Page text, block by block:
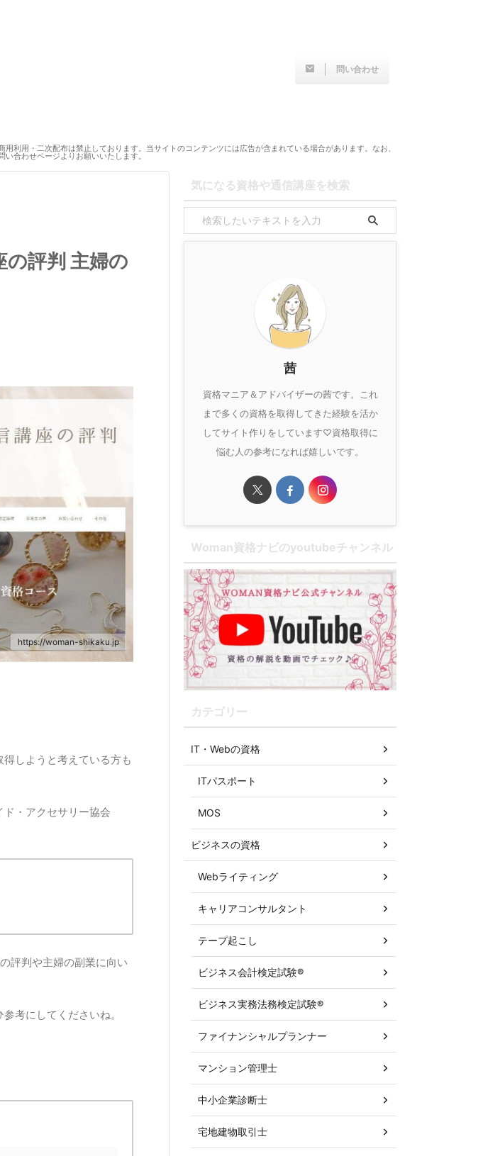
問い合わせ
利用・二次配布は禁止しております。当サイトのコンテンツには広告が含まれている場合があります。なお、
合わせページよりお願いいたします。
評判 主婦の
https://woman-shikaku.jp
しようと考えている方も
・アクセサリー協会
評判や主婦の副業に向い
考にしてくださいね。
気になる資格や通信講座を検索
茜
資格マニア＆アドバイザーの茜です。これ
まで多くの資格を取得してきた経験を活か
してサイト作りをしています♡資格取得に
悩む人の参考になれば嬉しいです。
Woman資格ナビのyoutubeチャンネル
カテゴリー
IT・Webの資格
ITパスポート
MOS
ビジネスの資格
Webライティング
キャリアコンサルタント
テープ起こし
ビジネス会計検定試験®
ビジネス実務法務検定試験®
ファイナンシャルプランナー
マンション管理士
中小企業診断士
宅地建物取引士